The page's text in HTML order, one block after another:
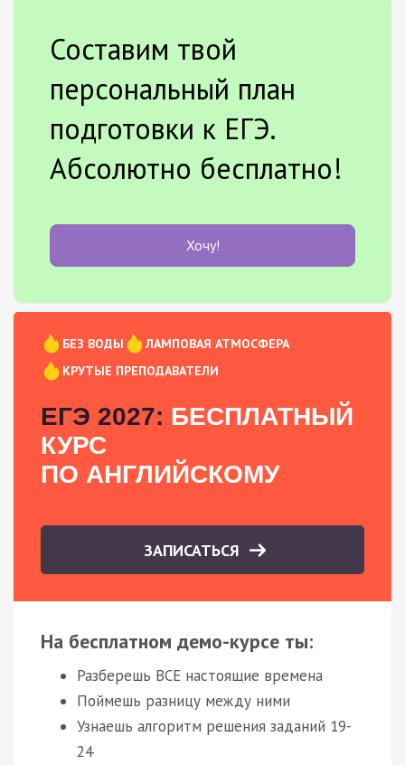
Составим твой
персональный план
подготовки к ЕГЭ.
Абсолютно бесплатно!
Хочу!
БЕЗ ВОДЫ
ЛАМПОВАЯ АТМОСФЕРА
КРУТЫЕ ПРЕПОДАВАТЕЛИ
ЕГЭ 2027: БЕСПЛАТНЫЙ
КУРС
ПО АНГЛИЙСКОМУ
ЗАПИСАТЬСЯ
На бесплатном демо-курсе ты:
Разберешь ВСЕ настоящие времена
Поймешь разницу между ними
Узнаешь алгоритм решения заданий 19-
24